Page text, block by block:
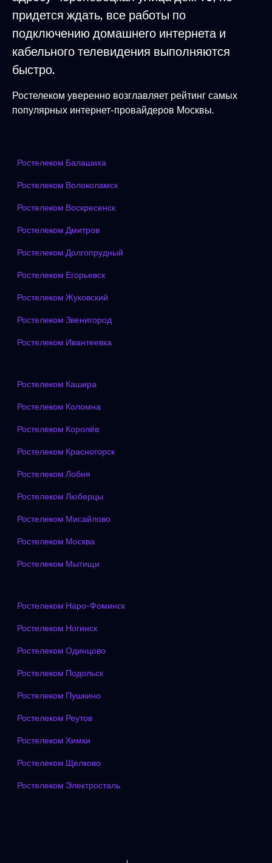
придется ждать, все работы по
подключению домашнего интернета и
кабельного телевидения выполняются
быстро.
Ростелеком уверенно возглавляет рейтинг самых
популярных интернет-провайдеров Москвы.
Ростелеком Балашиха
Ростелеком Волоколамск
Ростелеком Воскресенск
Ростелеком Дмитров
Ростелеком Долгопрудный
Ростелеком Егорьевск
Ростелеком Жуковский
Ростелеком Звенигород
Ростелеком Ивантеевка
Ростелеком Кашира
Ростелеком Коломна
Ростелеком Королёв
Ростелеком Красногорск
Ростелеком Лобня
Ростелеком Люберцы
Ростелеком Мисайлово
Ростелеком Москва
Ростелеком Мытищи
Ростелеком Наро-Фоминск
Ростелеком Ногинск
Ростелеком Одинцово
Ростелеком Подольск
Ростелеком Пушкино
Ростелеком Реутов
Ростелеком Химки
Ростелеком Щелково
Ростелеком Электросталь